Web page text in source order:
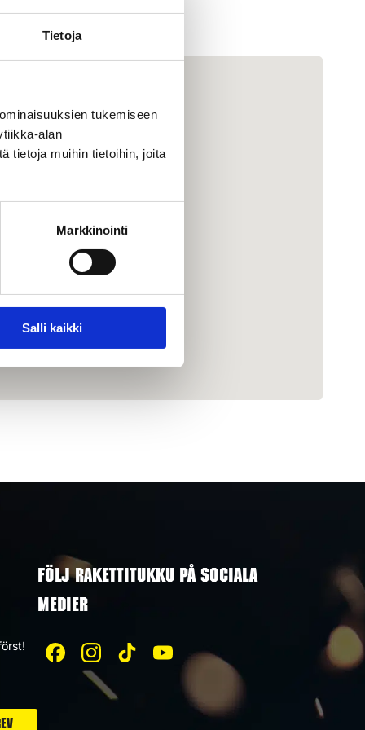
Tietoja
tukemiseen
alan
tietoja muihin tietoihin, joita
Markkinointi
Salli kaikki
FÖLJ RAKETTITUKKU PÅ SOCIALA
MEDIER